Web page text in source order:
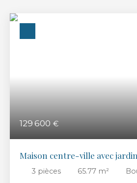
129 600 €
Maison centre-ville avec jardin
3 pièces 65.77 m²